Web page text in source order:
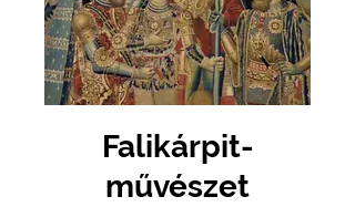
Falikárpit-
művészet